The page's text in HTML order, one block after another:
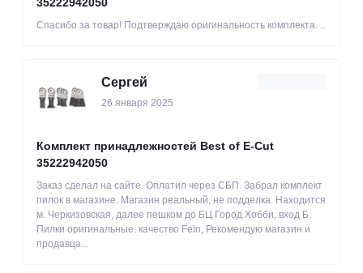
Спасибо за товар! Подтверждаю оригинальность комплекта. ..
Сергей
26 января 2025
Комплект принадлежностей Best of E-Cut
35222942050
Заказ сделал на сайте. Оплатил через СБП. Забрал комплект
пилок в магазине. Магазин реальный, не подделка. Находится
м. Черкизовская, далее пешком до БЦ Город Хобби, вход Б.
Пилки оригинальные. качество Fein, Рекомендую магазин и
продавца...